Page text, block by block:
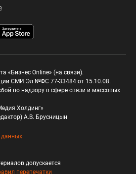
«Бизнес Online» (на связи).
СМИ Эл №ФС 77-33484 от 15.10.08.
по надзору в сфере связи и массовых
Холдинг»
А.В. Брусницын
данных
допускается
перепечатки